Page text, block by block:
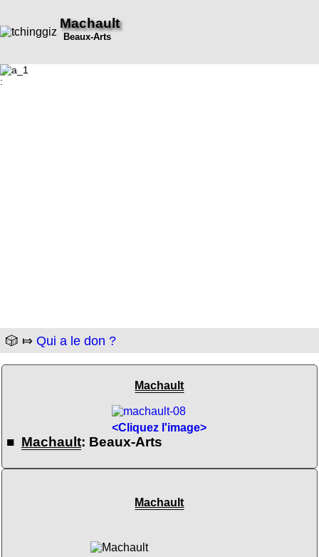
Machault
Beaux-Arts
:
🎲 ⤇ Qui a le don ?
Machault
<Cliquez l'image>
■ Machault: Beaux-Arts
Machault